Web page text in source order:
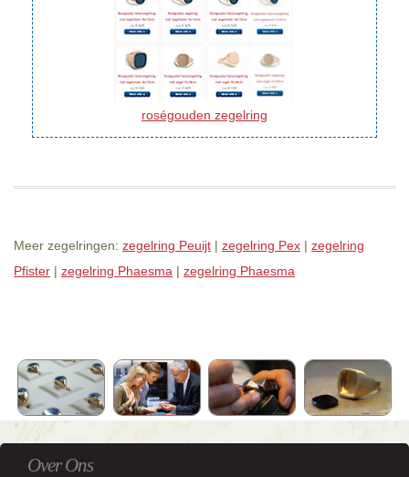
roségouden zegelring
Meer zegelringen: zegelring Peuijt | zegelring Pex | zegelring
Pfister | zegelring Phaesma | zegelring Phaesma
Over Ons